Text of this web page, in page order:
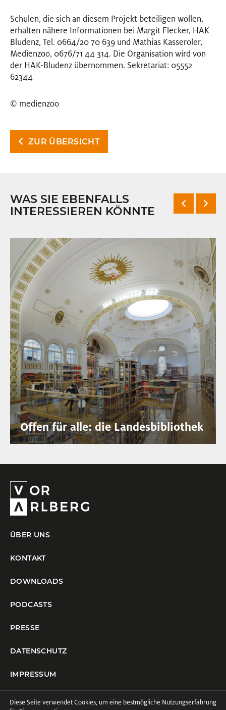
Schulen, die sich an diesem Projekt beteiligen wollen,
erhalten nähere Informationen bei Margit Flecker, HAK
Bludenz, Tel. 0664/20 70 639 und Mathias Kasseroler,
Medienzoo, 0676/71 44 314. Die Organisation wird von
der HAK-Bludenz übernommen. Sekretariat: 05552
62344
© medienzoo
ZUR ÜBERSICHT
WAS SIE EBENFALLS
INTERESSIEREN KÖNNTE
Offen für alle: die Landesbibliothek
ÜBER UNS
KONTAKT
DOWNLOADS
PODCASTS
PRESSE
DATENSCHUTZ
IMPRESSUM
COOKIE-EINSTELLUNGEN
Diese Seite verwendet Cookies, um eine bestmögliche Nutzungserfahrung